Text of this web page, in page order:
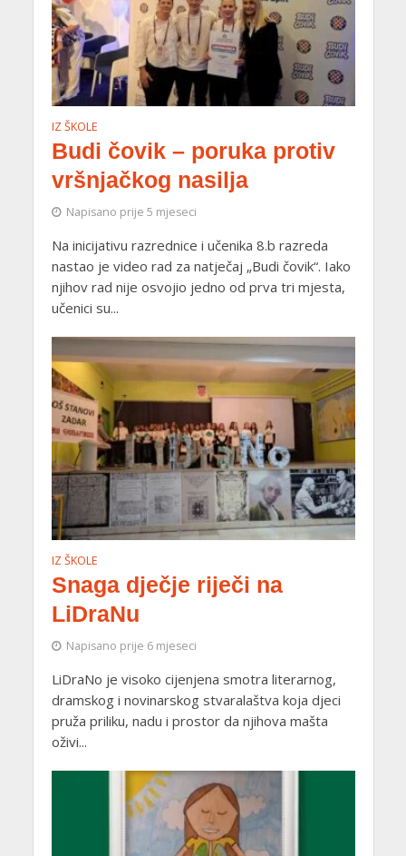
IZ ŠKOLE
Budi čovik – poruka protiv
vršnjačkog nasilja
Napisano prije 5 mjeseci
Na inicijativu razrednice i učenika 8.b razreda
nastao je video rad za natječaj „Budi čovik“. Iako
njihov rad nije osvojio jedno od prva tri mjesta,
učenici su...
IZ ŠKOLE
Snaga dječje riječi na
LiDraNu
Napisano prije 6 mjeseci
LiDraNo je visoko cijenjena smotra literarnog,
dramskog i novinarskog stvaralaštva koja djeci
pruža priliku, nadu i prostor da njihova mašta
oživi...